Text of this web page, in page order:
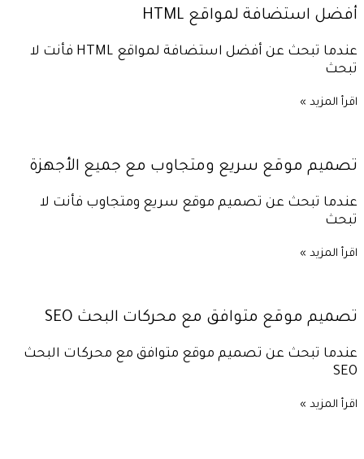
أفضل استضافة لمواقع HTML
عندما تبحث عن أفضل استضافة لمواقع HTML فأنت لا
تبحث
اقرأ المزيد »
تصميم موقع سريع ومتجاوب مع جميع الأجهزة
عندما تبحث عن تصميم موقع سريع ومتجاوب فأنت لا
تبحث
اقرأ المزيد »
تصميم موقع متوافق مع محركات البحث SEO
عندما تبحث عن تصميم موقع متوافق مع محركات البحث
SEO
اقرأ المزيد »